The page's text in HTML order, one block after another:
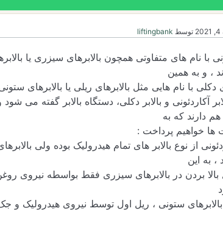
توسط liftingbank
با نام های متفاوتی همچون بالابرهای سیزری یا
، و به همین
دکلی با نام هایی مثل بالابرهای ریلی یا بالابرهای
آکاردئونی و بالابر دکلی، دستگاه بالابر گفته می
دارند که به
ها خواهیم پرداخت :
از نوع بالابر های تمام هیدرولیک بوده ولی
، به این
بردن در بالابرهای سیزری فقط بواسطه نیروی
ستونی ، ریل اول توسط نیروی هیدرولیک و